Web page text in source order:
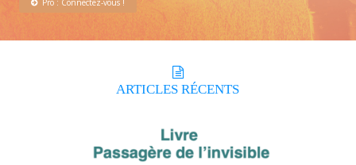
Pro : Connectez-vous !
ARTICLES RÉCENTS